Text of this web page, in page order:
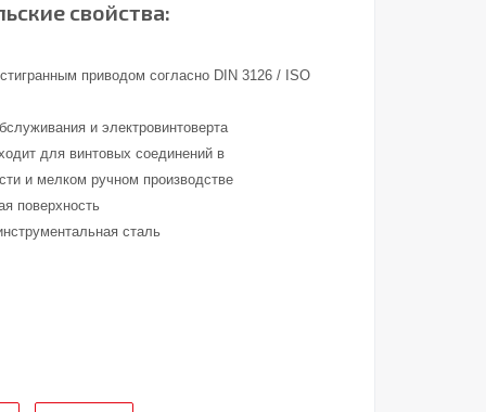
свойства:
приводом согласно DIN 3126 / ISO
и электровинтоверта
для винтовых соединений в
и мелком ручном производстве
поверхность
сталь